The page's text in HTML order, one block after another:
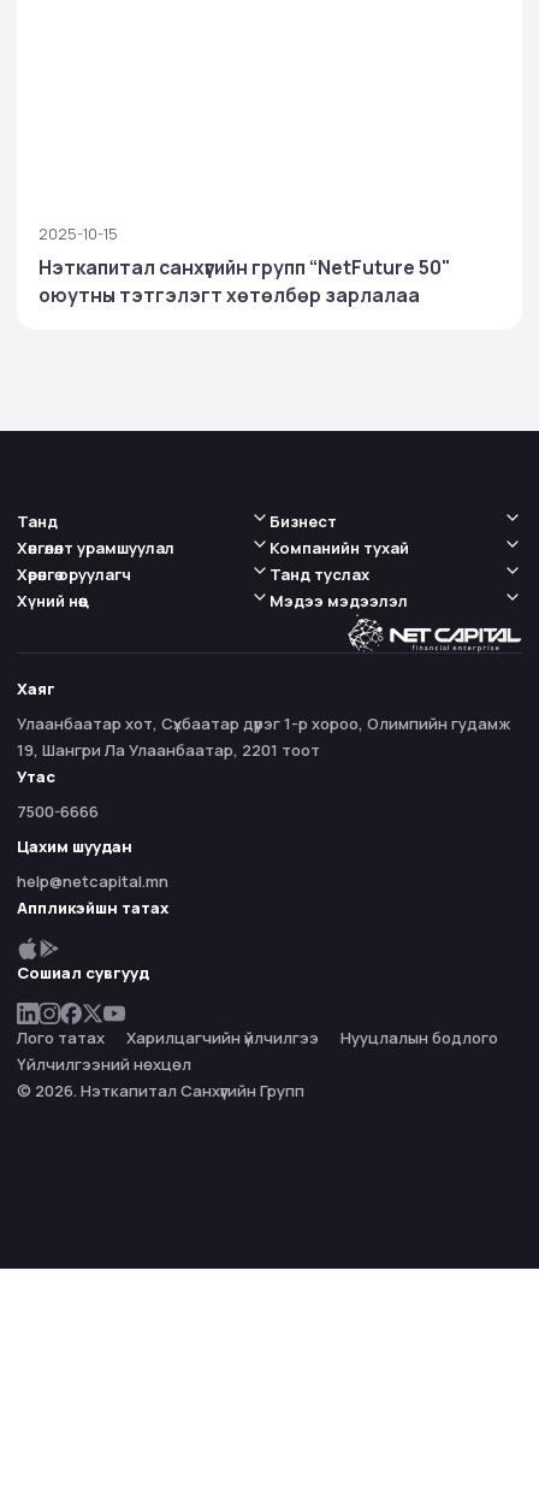
2025-10-15
Нэткапитал санхүүгийн групп “NetFuture 50"
оюутны тэтгэлэгт хөтөлбөр зарлалаа
Танд
Хөнгөлөлт урамшуулал
Бизнест
Компанийн тухай
Хөрөнгө оруулагч
Хүний нөөц
Танд туслах
Мэдээ мэдээлэл
Хаяг
Улаанбаатар хот, Сүхбаатар дүүрэг 1-р хороо, Олимпийн гудамж
19, Шангри Ла Улаанбаатар, 2201 тоот
Утас
7500-6666
Цахим шуудан
help@netcapital.mn
Аппликэйшн татах
Сошиал сувгууд
Лого татах Харилцагчийн үйлчилгээ
Нууцлалын бодлого
Үйлчилгээний нөхцөл
© 2026. Нэткапитал Санхүүгийн Групп